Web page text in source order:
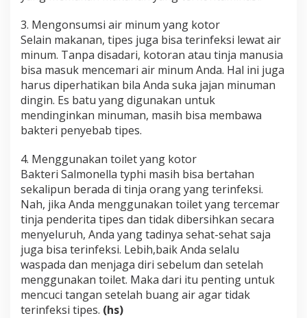
3. Mengonsumsi air minum yang kotor
Selain makanan, tipes juga bisa terinfeksi lewat air
minum. Tanpa disadari, kotoran atau tinja manusia
bisa masuk mencemari air minum Anda. Hal ini juga
harus diperhatikan bila Anda suka jajan minuman
dingin. Es batu yang digunakan untuk
mendinginkan minuman, masih bisa membawa
bakteri penyebab tipes.
4. Menggunakan toilet yang kotor
Bakteri Salmonella typhi masih bisa bertahan
sekalipun berada di tinja orang yang terinfeksi.
Nah, jika Anda menggunakan toilet yang tercemar
tinja penderita tipes dan tidak dibersihkan secara
menyeluruh, Anda yang tadinya sehat-sehat saja
juga bisa terinfeksi. Lebih,baik Anda selalu
waspada dan menjaga diri sebelum dan setelah
menggunakan toilet. Maka dari itu penting untuk
mencuci tangan setelah buang air agar tidak
terinfeksi tipes. (hs)